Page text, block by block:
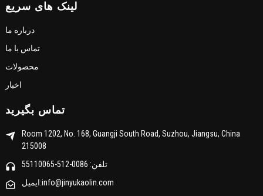
لینک های سریع
درباره ما
تماس با ما
محصولات
اخبار
تماس بگیرید
Room 1202, No. 168, Guangji South Road, Suzhou, Jiangsu, China
215008
تلفن: 0086-512-55110065
ایمیل:info@jinyukaolin.com